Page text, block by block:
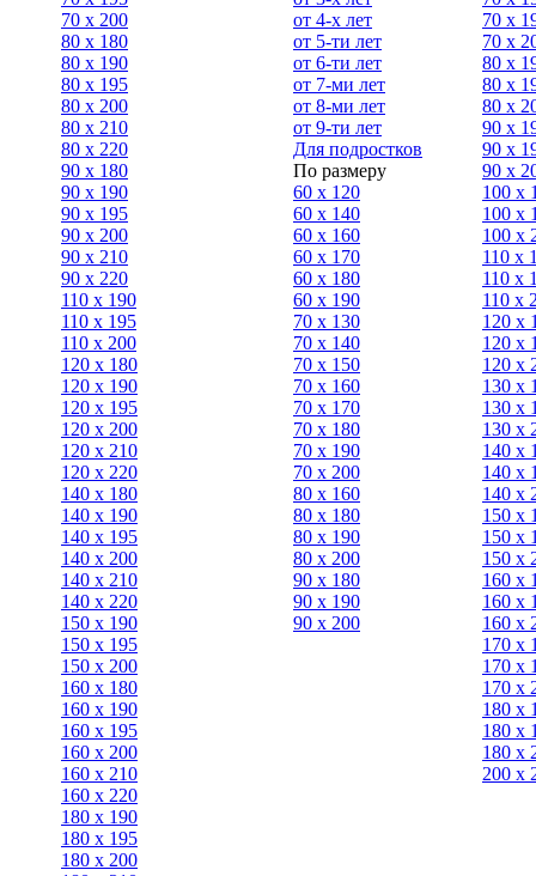
70 х 200
80 х 180
80 х 190
80 х 195
80 х 200
80 x 210
80 x 220
90 x 180
90 х 190
90 х 195
90 х 200
90 x 210
90 x 220
110 x 190
110 x 195
110 x 200
120 x 180
120 х 190
120 х 195
120 х 200
120 x 210
120 x 220
140 x 180
140 х 190
140 х 195
140 х 200
140 x 210
140 x 220
150 х 190
150 х 195
150 х 200
160 x 180
160 х 190
160 х 195
160 х 200
160 x 210
160 x 220
180 х 190
180 х 195
180 х 200
от 4-х лет
от 5-ти лет
от 6-ти лет
от 7-ми лет
от 8-ми лет
от 9-ти лет
Для подростков
По размеру
60 х 120
60 х 140
60 х 160
60 х 170
60 х 180
60 х 190
70 х 130
70 х 140
70 х 150
70 х 160
70 х 170
70 х 180
70 х 190
70 х 200
80 х 160
80 х 180
80 x 190
80 x 200
90 х 180
90 x 190
90 x 200
70 х
70 x
80 x
80 x
80 x
90 x
90 x
90 x
100 x
100 х
100 x
110 x
110 х
110 х
120 х
120 х
120 х
130 х
130 х
130 х
140 х
140 х
140 х
150 х
150 х
150 х
160 х
160 х
160 х
170 х
170 х
170 х
180 х
180 х
180 х
200 x